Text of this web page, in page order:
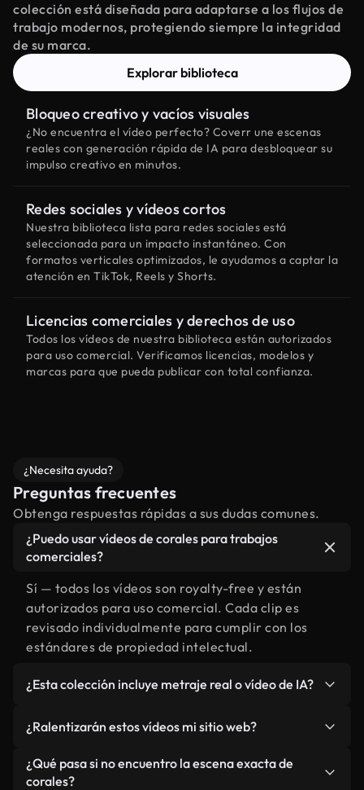
colección está diseñada para adaptarse a los flujos de
trabajo modernos, protegiendo siempre la integridad
de su marca.
Explorar biblioteca
Bloqueo creativo y vacíos visuales
¿No encuentra el vídeo perfecto? Coverr une escenas
reales con generación rápida de IA para desbloquear su
impulso creativo en minutos.
Redes sociales y vídeos cortos
Nuestra biblioteca lista para redes sociales está
seleccionada para un impacto instantáneo. Con
formatos verticales optimizados, le ayudamos a captar la
atención en TikTok, Reels y Shorts.
Licencias comerciales y derechos de uso
Todos los vídeos de nuestra biblioteca están autorizados
para uso comercial. Verificamos licencias, modelos y
marcas para que pueda publicar con total confianza.
¿Necesita ayuda?
Preguntas frecuentes
Obtenga respuestas rápidas a sus dudas comunes.
¿Puedo usar vídeos de corales para trabajos
comerciales?
Sí — todos los vídeos son royalty-free y están
autorizados para uso comercial. Cada clip es
revisado individualmente para cumplir con los
estándares de propiedad intelectual.
¿Esta colección incluye metraje real o vídeo de IA?
relacionado con corales y vídeos generados por IA.
Todo está claramente etiquetado.
¿Ralentizarán estos vídeos mi sitio web?
No si selecciona nuestras versiones optimizadas
para web, diseñadas específicamente para uso de
¿Qué pasa si no encuentro la escena exacta de
corales?